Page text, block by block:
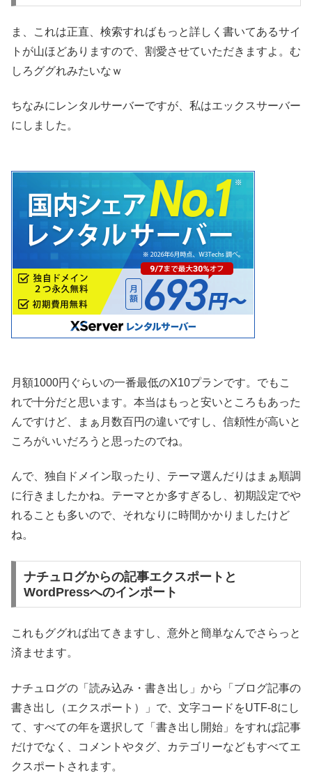
ま、これは正直、検索すればもっと詳しく書いてあるサイ
トが山ほどありますので、割愛させていただきますよ。む
しろググれみたいなｗ
ちなみにレンタルサーバーですが、私はエックスサーバー
にしました。
月額1000円ぐらいの一番最低のX10プランです。でもこ
れで十分だと思います。本当はもっと安いところもあった
んですけど、まぁ月数百円の違いですし、信頼性が高いと
ころがいいだろうと思ったのでね。
んで、独自ドメイン取ったり、テーマ選んだりはまぁ順調
に行きましたかね。テーマとか多すぎるし、初期設定でや
れることも多いので、それなりに時間かかりましたけど
ね。
ナチュログからの記事エクスポートと
WordPressへのインポート
これもググれば出てきますし、意外と簡単なんでさらっと
済ませます。
ナチュログの「読み込み・書き出し」から「ブログ記事の
書き出し（エクスポート）」で、文字コードをUTF-8にし
て、すべての年を選択して「書き出し開始」をすれば記事
だけでなく、コメントやタグ、カテゴリーなどもすべてエ
クスポートされます。